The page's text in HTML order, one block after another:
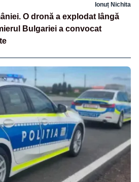
Ionuț Nichita
O dronă a explodat lângă
Bulgariei a convocat